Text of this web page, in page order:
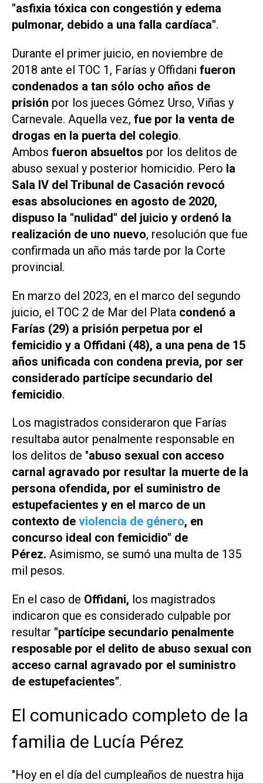
"asfixia tóxica con congestión y edema
pulmonar, debido a una falla cardíaca".
Durante el primer juicio, en noviembre de
2018 ante el TOC 1, Farías y Offidani fueron
condenados a tan sólo ocho años de
prisión por los jueces Gómez Urso, Viñas y
Carnevale. Aquella vez, fue por la venta de
drogas en la puerta del colegio.
Ambos fueron absueltos por los delitos de
abuso sexual y posterior homicidio. Pero la
Sala IV del Tribunal de Casación revocó
esas absoluciones en agosto de 2020,
dispuso la "nulidad" del juicio y ordenó la
realización de uno nuevo, resolución que fue
confirmada un año más tarde por la Corte
provincial.
En marzo del 2023, en el marco del segundo
juicio, el TOC 2 de Mar del Plata condenó a
Farías (29) a prisión perpetua por el
femicidio y a Offidani (48), a una pena de 15
años unificada con condena previa, por ser
considerado partícipe secundario del
femicidio.
Los magistrados consideraron que Farías
resultaba autor penalmente responsable en
los delitos de "abuso sexual con acceso
carnal agravado por resultar la muerte de la
persona ofendida, por el suministro de
estupefacientes y en el marco de un
contexto de violencia de género, en
concurso ideal con femicidio" de
Pérez. Asimismo, se sumó una multa de 135
mil pesos.
En el caso de Offidani, los magistrados
indicaron que es considerado culpable por
resultar "partícipe secundario penalmente
resposable por el delito de abuso sexual con
acceso carnal agravado por el suministro
de estupefacientes".
El comunicado completo de la
familia de Lucía Pérez
"Hoy en el día del cumpleaños de nuestra hija